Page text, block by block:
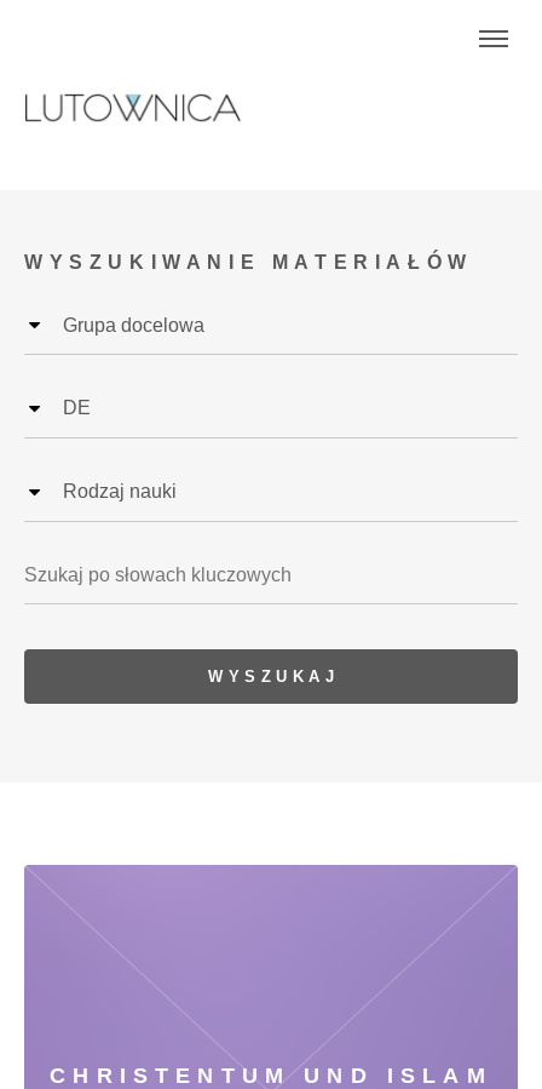
WYSZUKIWANIE MATERIAŁÓW
CHRISTENTUM UND ISLAM